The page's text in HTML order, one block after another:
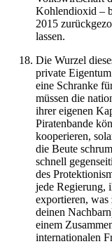
Kohlendioxid –
2015
lassen.
Die Wurzel
private
eine Schranke
müssen die
ihrer eigenen
Piratenbande
kooperieren,
die Beute
schnell
des
jede Regierung,
exportieren,
deinen
einem
internationalen